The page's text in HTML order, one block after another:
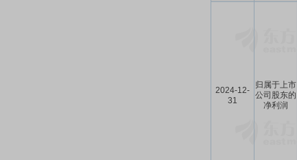
2024-12-
31
归属于上市
公司股东的
净利润